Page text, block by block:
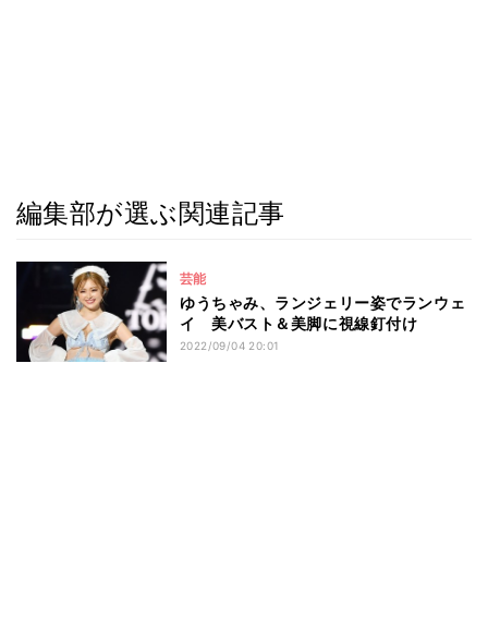
編集部が選ぶ関連記事
芸能
ゆうちゃみ、ランジェリー姿でランウェ
イ 美バスト＆美脚に視線釘付け
2022/09/04 20:01